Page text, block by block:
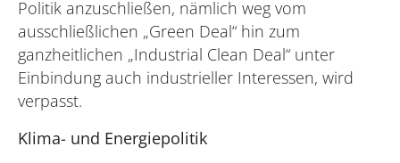
Politik anzuschließen, nämlich weg vom
ausschließlichen „Green Deal“ hin zum
ganzheitlichen „Industrial Clean Deal“ unter
Einbindung auch industrieller Interessen, wird
verpasst.
Klima- und Energiepolitik